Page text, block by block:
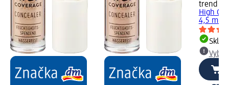
trend !t
High
4,5 ml